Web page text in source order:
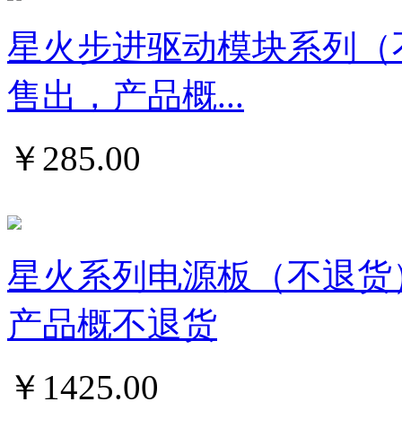
星火步进驱动模块系列
售出，产品概...
￥ 285.00
星火系列电源板（不退
产品概不退货
￥ 1425.00